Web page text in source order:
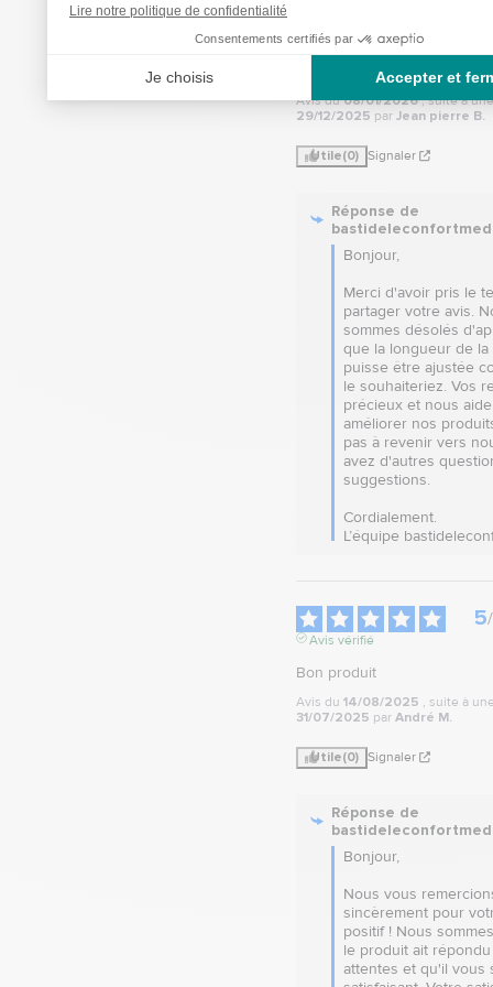
il n'y a rien pour régler la
obligé de faire un nœud
Avis du08/01/2026 , suite à
29/12/2025 par Jean pierre B.
Utile(0) Signaler
Réponse de
Bonjour,
Merci d'avoir pris le
partager votre avis.
sommes désolés
que la longueur de la
puisse être ajustée
le souhaiteriez. Vos
précieux et nous
améliorer nos
pas à revenir vers
avez d'autres
suggestions.
Cordialement.
L’équipe
5/
Avis vérifié
Bon produit
Avis du 14/08/2025 , suite à
31/07/2025 par André M.
Utile(0) Signaler
Réponse de
Bonjour,
Nous vous
sincèrement pour
positif ! Nous
le produit ait
attentes et qu'il vous